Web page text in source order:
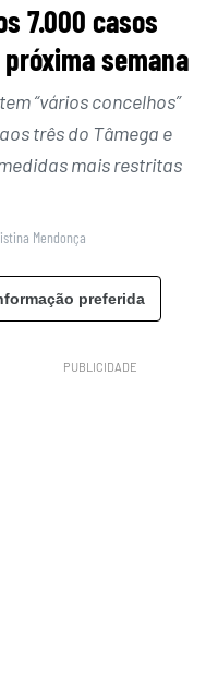
7.000 casos
semana
“vários concelhos”
três do Tâmega e
mais restritas
Mendonça
preferida